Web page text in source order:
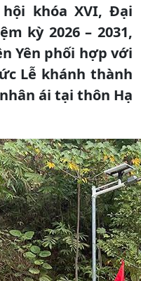
khóa XVI, Đại
kỳ 2026 – 2031,
Yên phối hợp với
Lễ khánh thành
ái tại thôn Hạ